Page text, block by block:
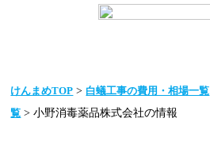
けんまめTOP > 白蟻工事の費用・相場一覧
覧 > 小野消毒薬品株式会社の情報